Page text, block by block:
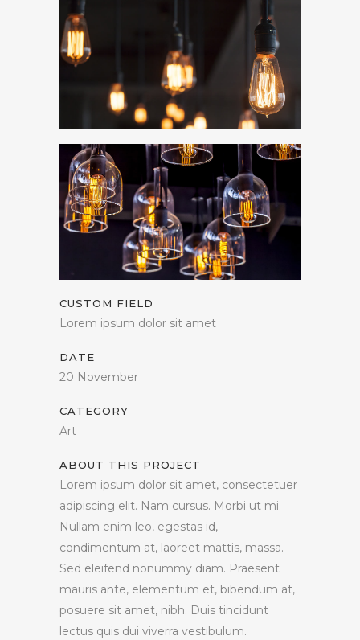
CUSTOM FIELD
Lorem ipsum dolor sit amet
DATE
20 November
CATEGORY
Art
ABOUT THIS PROJECT
Lorem ipsum dolor sit amet, consectetuer
adipiscing elit. Nam cursus. Morbi ut mi.
Nullam enim leo, egestas id,
condimentum at, laoreet mattis, massa.
Sed eleifend nonummy diam. Praesent
mauris ante, elementum et, bibendum at,
posuere sit amet, nibh. Duis tincidunt
lectus quis dui viverra vestibulum.